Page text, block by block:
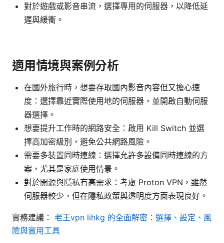
對於遊戲或影音串流，選擇專用的伺服器，以降低延
遲與緩衝。
適用情境與案例分析
在國外旅行時，想要存取國內影音內容但又擔心速
度：選擇靠近實際使用地的伺服器，並開啟自動伺服
器選擇。
想要提升工作時的網路安全：啟用 Kill Switch 並選
擇高加密級別，避免公共網路風險。
需要多裝置同時連線：選擇允許多設備同時連線的方
案，尤其是家庭使用情景。
對於開源與隱私有高需求：考慮 Proton VPN，雖然
伺服器較少，但在隱私政策與透明度方面表現良好。
實務建議： 老王vpn lihkg 的全面解密：選擇、設定、風
險與實用工具